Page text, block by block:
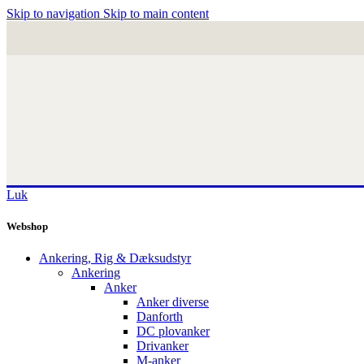
Skip to navigation Skip to main content
Luk
Webshop
Ankering, Rig & Dæksudstyr
Ankering
Anker
Anker diverse
Danforth
DC plovanker
Drivanker
M-anker